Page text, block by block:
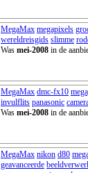
MegaMax megapixels
wereldreisgids slimme
Was mei-2008 in de
MegaMax dmc-fx10
invulflits panasonic
Was mei-2008 in de
MegaMax nikon d80
geavanceerde